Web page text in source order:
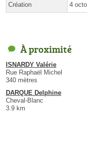
Création 4
À proximité
ISNARDY Valérie
Rue Raphaël Michel
340 mètres
DARQUE Delphine
Cheval-Blanc
3.9 km